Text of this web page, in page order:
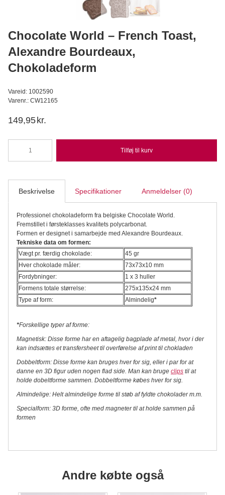
Læg i kurv
Chocolate World – French Toast,
Alexandre Bourdeaux,
Chokoladeform
Vareid: 1002590
Varenr.: CW12165
149,95 kr.
Chocolate
World
French
Toast,
Chokoladeform
antal
Tilføj til kurv
Beskrivelse Specifikationer Anmeldelser (0)
Professionel chokoladeform fra belgiske Chocolate World.
Fremstillet i førsteklasses kvalitets polycarbonat.
Formen er designet i samarbejde med Alexandre Bourdeaux.
Tekniske data om formen:
Vægt pr. færdig chokolade:
45 gr
Hver chokolade måler:
73x73x10 mm
Fordybninger:
1 x 3 huller
Formens totale størrelse:
275x135x24 mm
Type af form:
Almindelig*
*Forskellige typer af forme:
Magnetisk: Disse forme har en aftagelig bagplade af metal, hvor i der
kan indsættes et transfersheet til overførelse af print til chokladen
Dobbeltform: Disse forme kan bruges hver for sig, eller i par for at
danne en 3D figur uden nogen flad side. Man kan bruge clips til at
holde dobeltforme sammen. Dobbeltforme købes hver for sig.
Almindelige: Helt almindelige forme til støb af fyldte chokolader m.m.
Specialform: 3D forme, ofte med magneter til at holde sammen på
formen
Andre købte også